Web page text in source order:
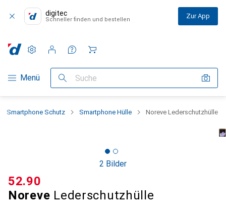
digitec
Schneller finden und bestellen Zur App
Navigation nach Kategorien
Menü Suche
Einstellungen
Kundenkonto
Vergleichslisten
Merklisten
Warenkorb
Smartphone Schutz Smartphone Hülle Noreve Lederschutzhülle
2 Bilder
Noreve Lederschutzhülle
CHF
52.90